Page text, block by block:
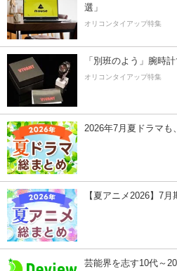
選」
オリコンタイアップ特集
「別班のよう」腕時
オリコンタイアップ特集
2026年7月夏ドラマも
【夏アニメ2026】7
芸能界を志す10代～